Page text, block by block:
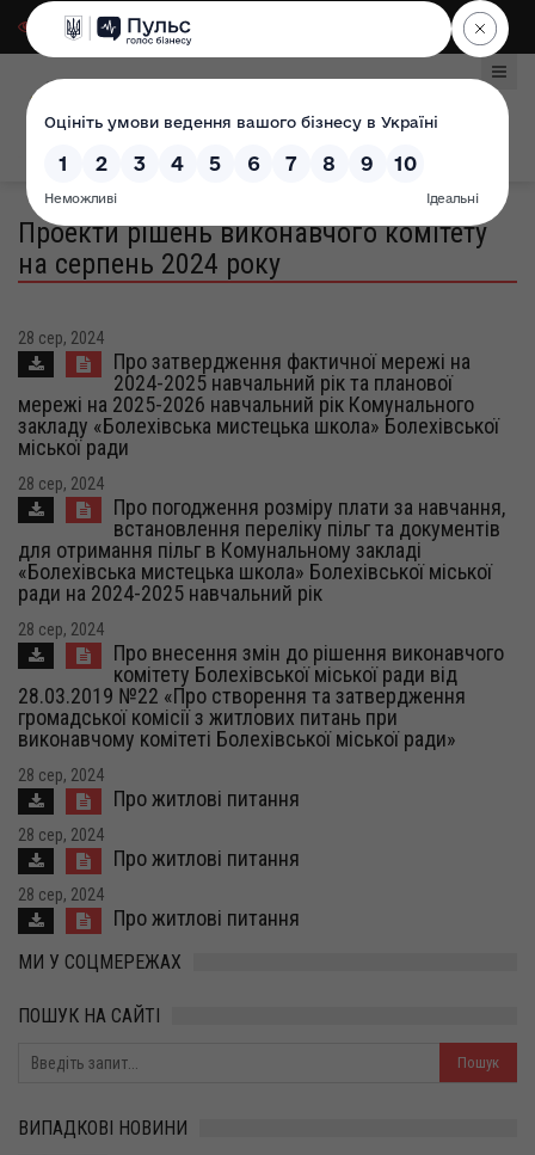
Для слабозорих|
Проекти рішень виконавчого комітету
на серпень 2024 року
28 сер, 2024
Про затвердження фактичної мережі на
2024-2025 навчальний рік та планової
мережі на 2025-2026 навчальний рік Комунального
закладу «Болехівська мистецька школа» Болехівської
міської ради
28 сер, 2024
Про погодження розміру плати за навчання,
встановлення переліку пільг та документів
для отримання пільг в Комунальному закладі
«Болехівська мистецька школа» Болехівської міської
ради на 2024-2025 навчальний рік
28 сер, 2024
Про внесення змін до рішення виконавчого
комітету Болехівської міської ради від
28.03.2019 №22 «Про створення та затвердження
громадської комісії з житлових питань при
виконавчому комітеті Болехівської міської ради»
28 сер, 2024
Про житлові питання
28 сер, 2024
Про житлові питання
28 сер, 2024
Про житлові питання
МИ У СОЦМЕРЕЖАХ
ПОШУК НА САЙТІ
ВИПАДКОВІ НОВИНИ